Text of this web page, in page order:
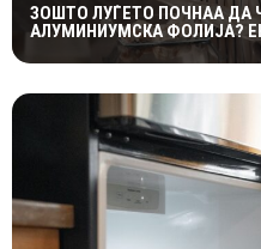
ЗОШТО ЛУЃЕТО ПОЧНАА ДА
АЛУМИНИУМСКА ФОЛИЈА?
ТРИКОТ НАВИСТИНА